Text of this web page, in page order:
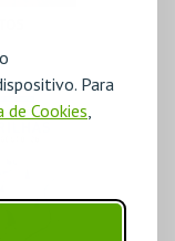
Para
Cookies,
DE BEJA